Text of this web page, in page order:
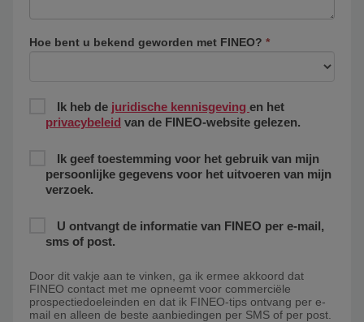
Hoe bent u bekend geworden met FINEO? *
Ik heb de juridische kennisgeving en het
privacybeleid van de FINEO-website gelezen.
persoonlijke gegevens voor het uitvoeren van mijn
verzoek.
sms of post.
Door dit vakje aan te vinken, ga ik ermee akkoord dat
FINEO contact met me opneemt voor commerciële
prospectiedoeleinden en dat ik FINEO-tips ontvang per e-
mail en alleen de beste aanbiedingen per SMS of per post.